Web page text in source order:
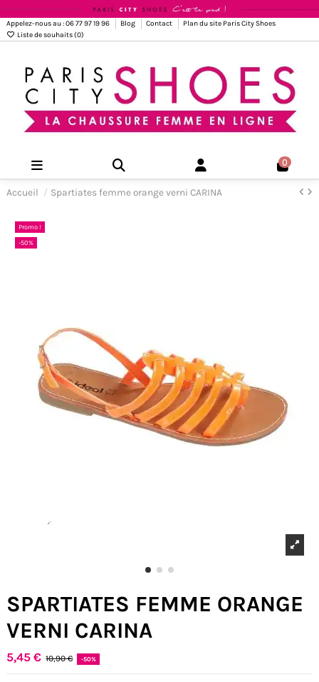
Appelez-nous au : 06 77 97 19 96 Blog Contact
Plan du site Paris City Shoes
Liste de souhaits (0)
0
Accueil Spartiates femme orange verni CARINA
Promo !
-50%
SPARTIATES FEMME ORANGE
VERNI CARINA
5,45 € 10,90 € -50%